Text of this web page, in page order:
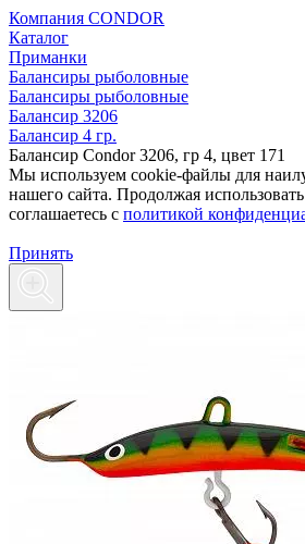
Компания CONDOR
Каталог
Приманки
Балансиры рыболовные
Балансиры рыболовные
Балансир 3206
Балансир 4 гр.
Балансир Condor 3206, гр 4, цвет 171
Мы используем cookie-файлы для
нашего сайта. Продолжая
соглашаетесь c политикой
Принять